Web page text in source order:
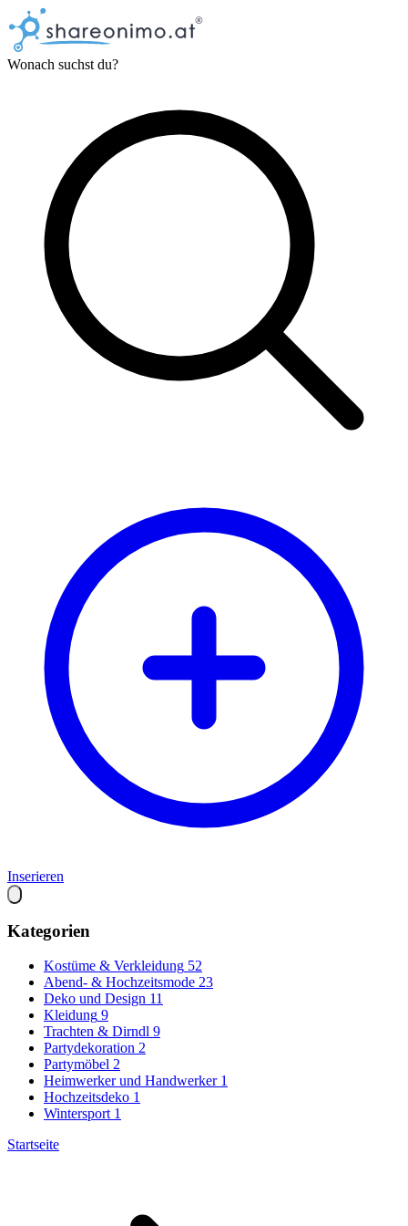
Wonach suchst du?
Inserieren
Kategorien
Kostüme & Verkleidung 52
Abend- & Hochzeitsmode 23
Deko und Design 11
Kleidung 9
Trachten & Dirndl 9
Partydekoration 2
Partymöbel 2
Heimwerker und Handwerker 1
Hochzeitsdeko 1
Wintersport 1
Startseite